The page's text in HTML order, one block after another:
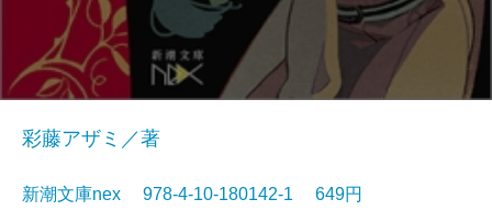
彩藤アザミ／著
新潮文庫nex 978-4-10-180142-1 649円